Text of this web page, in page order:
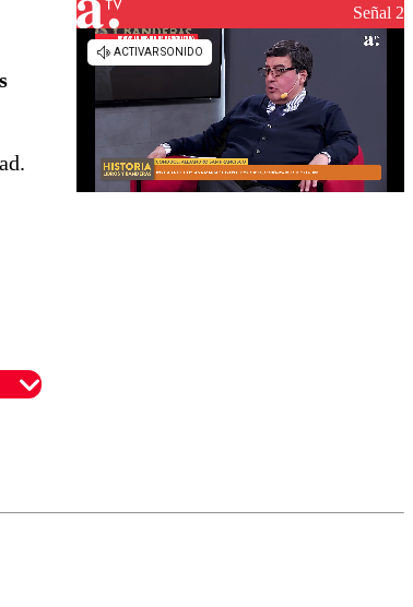
reconstrucciónSeñal 2